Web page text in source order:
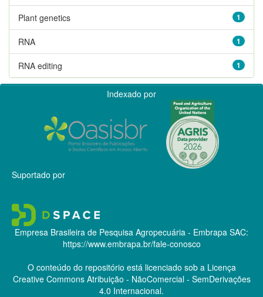
1
Plant genetics
1
RNA
1
RNA editing
Indexado por
Suportado por
Empresa Brasileira de Pesquisa Agropecuária - Embrapa SAC:
https://www.embrapa.br/fale-conosco
O conteúdo do repositório está licenciado sob a Licença
Creative CommonsAtribuição - NãoComercial - SemDerivações
4.0 Internacional.